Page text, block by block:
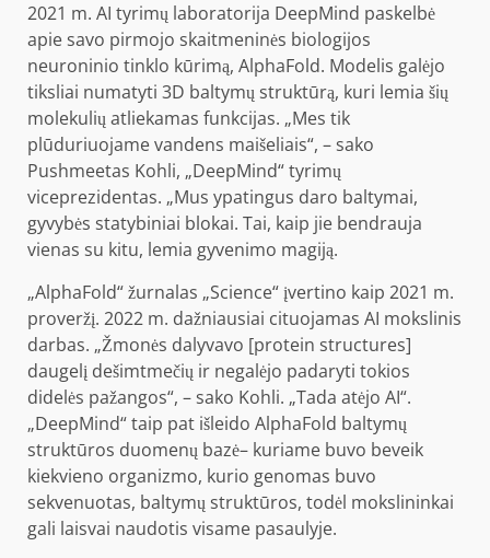
2021 m. AI tyrimų laboratorija DeepMind paskelbė
apie savo pirmojo skaitmeninės biologijos
neuroninio tinklo kūrimą, AlphaFold. Modelis galėjo
tiksliai numatyti 3D baltymų struktūrą, kuri lemia šių
molekulių atliekamas funkcijas. „Mes tik
plūduriuojame vandens maišeliais“, – sako
Pushmeetas Kohli, „DeepMind“ tyrimų
viceprezidentas. „Mus ypatingus daro baltymai,
gyvybės statybiniai blokai. Tai, kaip jie bendrauja
vienas su kitu, lemia gyvenimo magiją.
„AlphaFold“ žurnalas „Science“ įvertino kaip 2021 m.
proveržį. 2022 m. dažniausiai cituojamas AI mokslinis
darbas. „Žmonės dalyvavo [protein structures]
daugelį dešimtmečių ir negalėjo padaryti tokios
didelės pažangos“, – sako Kohli. „Tada atėjo AI“.
„DeepMind“ taip pat išleido AlphaFold baltymų
struktūros duomenų bazė– kuriame buvo beveik
kiekvieno organizmo, kurio genomas buvo
sekvenuotas, baltymų struktūros, todėl mokslininkai
gali laisvai naudotis visame pasaulyje.